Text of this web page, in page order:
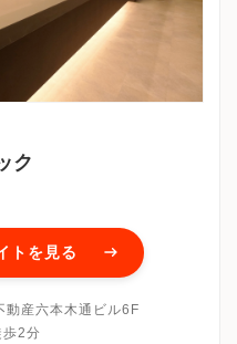
ク
トを見る
産六本木通ビル6F
2分